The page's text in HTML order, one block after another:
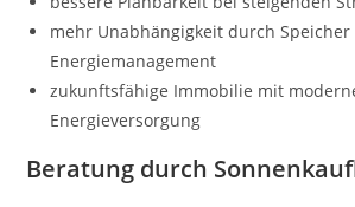
mehr Unabhängigkeit durch Speicher
Energiemanagement
zukunftsfähige Immobilie mit
Energieversorgung
Beratung durch